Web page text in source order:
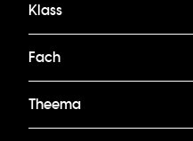
Klass
Fach
Theema